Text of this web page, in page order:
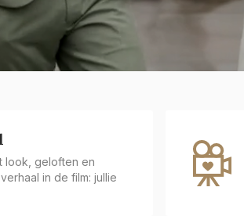
look, geloften en
in de film: jullie